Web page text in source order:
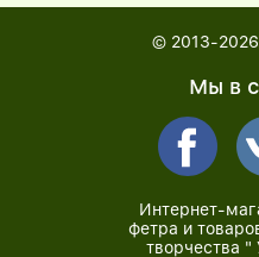
© 2013-2026
Мы в
Интернет-
фетра и
творчества "